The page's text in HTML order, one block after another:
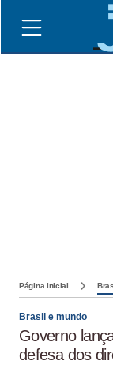
Página inicial
Brasil e mundo
Governo
defesa dos